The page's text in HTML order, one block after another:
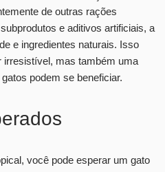
de outras rações
e aditivos artificiais, a
e ingredientes naturais. Isso
irresistível, mas também uma
podem se beneficiar.
você pode esperar um gato